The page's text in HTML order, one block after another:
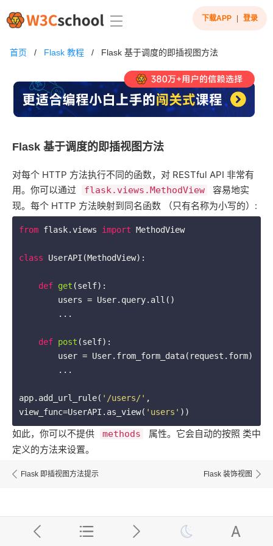
下载APP 登录
首页 / Flask 教程 / Flask 基于调度的即插视图方法
Flask 基于调度的即插视图方法
对每个 HTTP 方法执行不同的函数，对 RESTful API 非常有
用。你可以通过 ​
flask.views.MethodView
​ 容易地实
现。每个 HTTP 方法映射到同名函数 （只有名称为小写的）:
from flask.views import MethodView
class UserAPI (MethodView) :
def get (self) :
def post (self) :
app.add_url_rule( '/users/' ,
view_func=UserAPI.as_view( 'users'
如此，你可以不提供 ​ methods
​ 属性。它会自动的按照 类中
定义的方法来设置。
Flask 即插视图方法提示 Flask 装饰视图